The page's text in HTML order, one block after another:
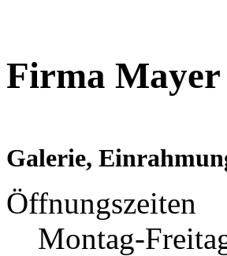
Firma Mayer
Galerie,
Öffnungszeiten
Montag-